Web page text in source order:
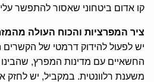
קו אדום ביטחוני שאסור להתפשר
ציר המפרציות והכוח העולה
יש לפעול להידוק דרמטי של הקשרים
החשאיים עם מדינות המפרץ,
משענת רלוונטית. במקביל, יש